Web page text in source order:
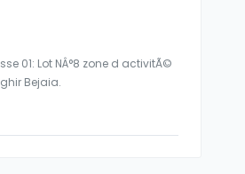
01: Lot NÂ°8 zone d activitÃ©
Bejaia.